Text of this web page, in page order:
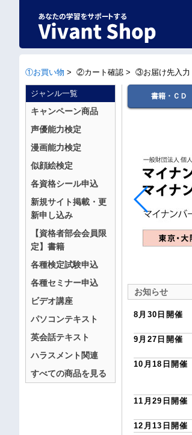
①お買い物 > ②カート確認 > ③お届け先入力
ジャンル一覧
キャンペーン商品
声優能力検定
漫画能力検定
似顔絵検定
各資格シール申込
新規サイト掲載・更
新申し込み
【資格者部会会員限
定】書籍
各種検定試験申込
各種セミナー申込
ビデオ講座
パソコンテキスト
英会話テキスト
ハラスメント関連
すべての商品を見る
書籍・ＣＤ
お知らせ
8月30日開催
9月27日開催
10月18日開催
11月29日開催
12月13日開催